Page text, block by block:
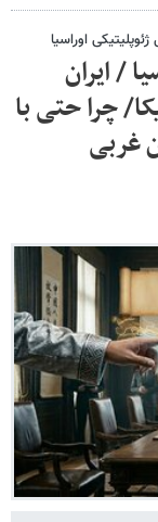
اوراسیا
/ ایران
چرا حتی با
غربی